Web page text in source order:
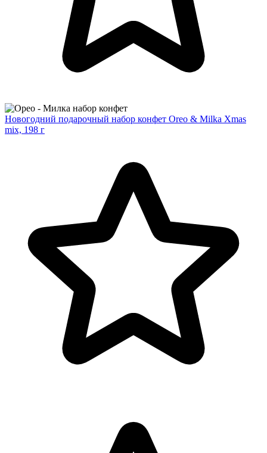
Новогодний подарочный набор конфет Oreo & Milka Xmas
mix, 198 г